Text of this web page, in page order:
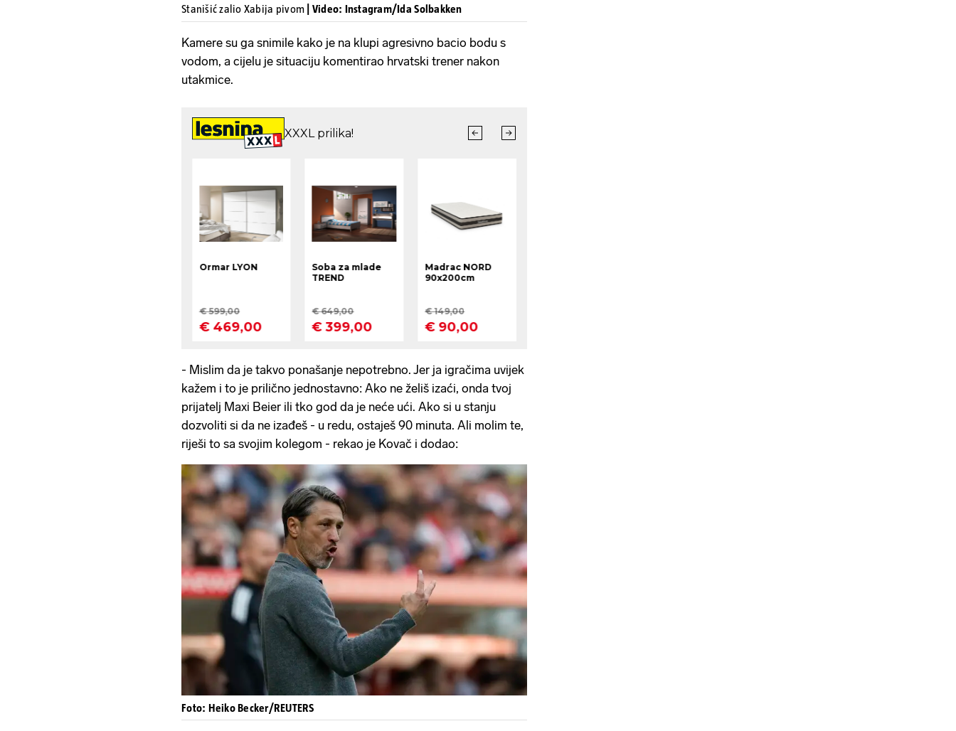
Stanišić zalio Xabija pivom | Video: Instagram/Ida Solbakken
Kamere su ga snimile kako je na klupi agresivno bacio bodu s
vodom, a cijelu je situaciju komentirao hrvatski trener nakon
utakmice.
- Mislim da je takvo ponašanje nepotrebno. Jer ja igračima uvijek
kažem i to je prilično jednostavno: Ako ne želiš izaći, onda tvoj
prijatelj Maxi Beier ili tko god da je neće ući. Ako si u stanju
dozvoliti si da ne izađeš - u redu, ostaješ 90 minuta. Ali molim te,
riješi to sa svojim kolegom - rekao je Kovač i dodao:
Foto: Heiko Becker/REUTERS